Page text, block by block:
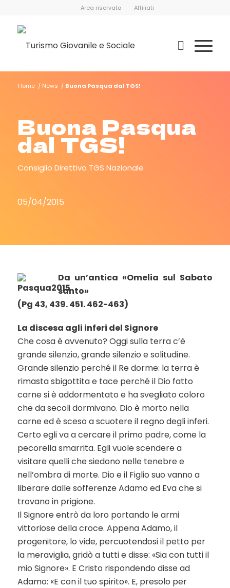
Area riservata Affiliati
Home / News / Buona Pasqua dal TGS!
Buona Pasqua
dal TGS!
Consiglio Direttivo TGS Nazionale
05/04/2015
Da un’antica «Omelia sul Sabato
santo»
(Pg 43, 439. 451. 462-463)
La discesa agli inferi del Signore
Che cosa è avvenuto? Oggi sulla terra c’è
grande silenzio, grande silenzio e solitudine.
Grande silenzio perché il Re dorme: la terra è
rimasta sbigottita e tace perché il Dio fatto
carne si è addormentato e ha svegliato coloro
che da secoli dormivano. Dio è morto nella
carne ed è sceso a scuotere il regno degli inferi.
Certo egli va a cercare il primo padre, come la
pecorella smarrita. Egli vuole scendere a
visitare quelli che siedono nelle tenebre e
nell’ombra di morte. Dio e il Figlio suo vanno a
liberare dalle sofferenze Adamo ed Eva che si
trovano in prigione.
Il Signore entrò da loro portando le armi
vittoriose della croce. Appena Adamo, il
progenitore, lo vide, percuotendosi il petto per
la meraviglia, gridò a tutti e disse: «Sia con tutti il
mio Signore». E Cristo rispondendo disse ad
Adamo: «E con il tuo spirito». E, presolo per